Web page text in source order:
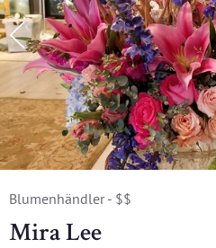
Blumenhändler - $$
Mira Lee